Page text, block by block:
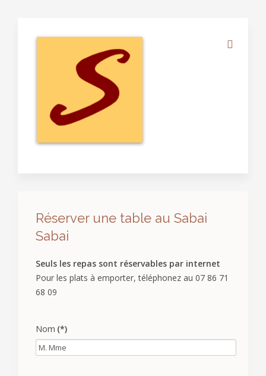
Réserver une table au Sabai
Sabai
Seuls les repas sont réservables par internet
Pour les plats à emporter, téléphonez au 07 86 71
68 09
Nom (*)